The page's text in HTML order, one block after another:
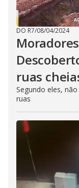
DO R7/08/04/2024
ruas
Segundo eles,
ruas